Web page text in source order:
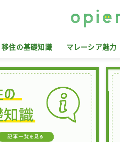
移住の基礎知識 マレーシア魅力